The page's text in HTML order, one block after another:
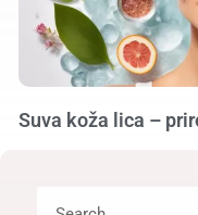
Suva koža lica –